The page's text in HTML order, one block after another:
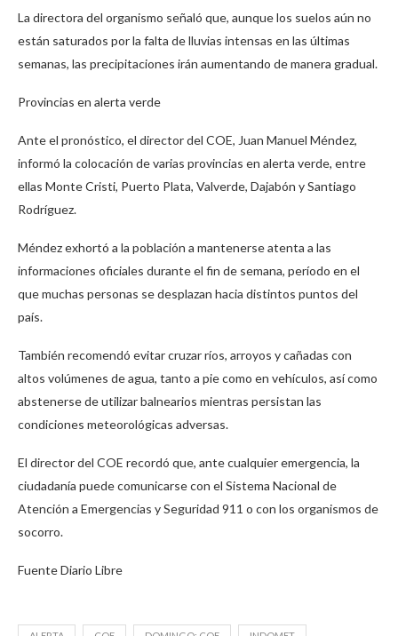
La directora del organismo señaló que, aunque los suelos aún no
están saturados por la falta de lluvias intensas en las últimas
semanas, las precipitaciones irán aumentando de manera gradual.
Provincias en alerta verde
Ante el pronóstico, el director del COE, Juan Manuel Méndez,
informó la colocación de varias provincias en alerta verde, entre
ellas Monte Cristi, Puerto Plata, Valverde, Dajabón y Santiago
Rodríguez.
Méndez exhortó a la población a mantenerse atenta a las
informaciones oficiales durante el fin de semana, período en el
que muchas personas se desplazan hacia distintos puntos del
país.
También recomendó evitar cruzar ríos, arroyos y cañadas con
altos volúmenes de agua, tanto a pie como en vehículos, así como
abstenerse de utilizar balnearios mientras persistan las
condiciones meteorológicas adversas.
El director del COE recordó que, ante cualquier emergencia, la
ciudadanía puede comunicarse con el Sistema Nacional de
Atención a Emergencias y Seguridad 911 o con los organismos de
socorro.
Fuente Diario Libre